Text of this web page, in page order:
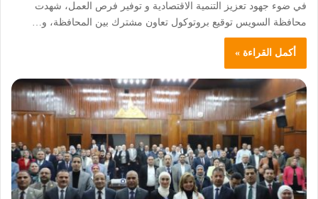
في ضوء جهود تعزيز التنمية الاقتصادية و توفير فرص العمل، شهدت
محافظة السويس توقيع بروتوكول تعاون مشترك بين المحافظة، و…
أكمل القراءة »